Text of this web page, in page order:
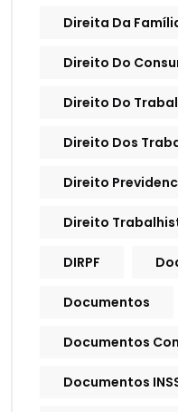
Direita Da
Direito Do
Direito Do
Direito Dos
Direito
Direito
DIRPF
Documentos
Documentos
Documentos